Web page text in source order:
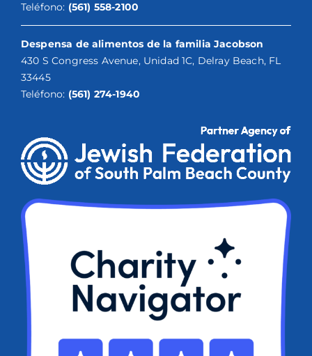
Teléfono: (561) 558-2100
Despensa de alimentos de la familia Jacobson
430 S Congress Avenue, Unidad 1C, Delray Beach, FL
33445
Teléfono: (561) 274-1940